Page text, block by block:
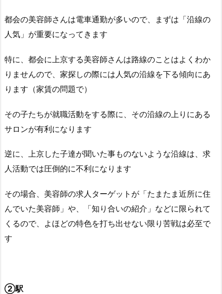
都会の美容師さんは電車通勤が多いので、まずは「沿線の
人気」が重要になってきます
特に、都会に上京する美容師さんは路線のことはよくわか
りませんので、家探しの際には人気の沿線を下る傾向にあ
ります（家賃の問題で）
その子たちが就職活動をする際に、その沿線の上りにある
サロンが有利になります
逆に、上京した子達が聞いた事ものないような沿線は、求
人活動では圧倒的に不利になります
その場合、美容師の求人ターゲットが「たまたま近所に住
んでいた美容師」や、「知り合いの紹介」などに限られて
くるので、よほどの特色を打ち出せない限り苦戦は必至で
す
②駅